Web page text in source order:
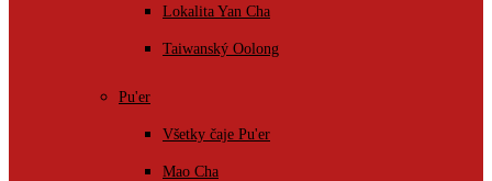
Lokalita Yan Cha
Taiwanský Oolong
Pu'er
Všetky čaje Pu'er
Mao Cha